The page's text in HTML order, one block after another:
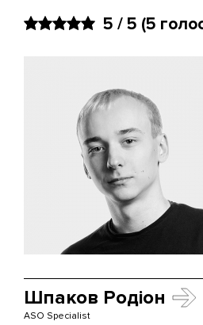
5 / 5 (5
Шпаков Родіон
ASO Specialist